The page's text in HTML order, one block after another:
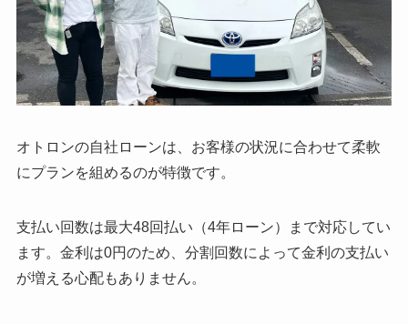
オトロンの自社ローンは、お客様の状況に合わせて柔軟
にプランを組めるのが特徴です。
支払い回数は最大48回払い（4年ローン）まで対応してい
ます。金利は0円のため、分割回数によって金利の支払い
が増える心配もありません。